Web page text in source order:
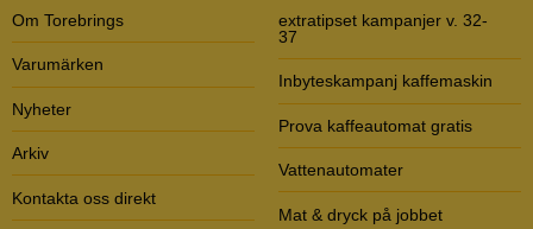
Om Torebrings
Varumärken
Nyheter
Arkiv
Kontakta oss direkt
extratipset kampanjer v. 32-
37
Inbyteskampanj kaffemaskin
Prova kaffeautomat gratis
Vattenautomater
Mat & dryck på jobbet